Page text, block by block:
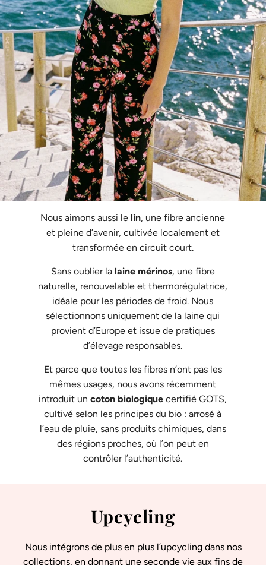
Nous aimons aussi le lin, une fibre ancienne
et pleine d’avenir, cultivée localement et
transformée en circuit court.
Sans oublier la laine mérinos, une fibre
naturelle, renouvelable et thermorégulatrice,
idéale pour les périodes de froid. Nous
sélectionnons uniquement de la laine qui
provient d’Europe et issue de pratiques
d’élevage responsables.
Et parce que toutes les fibres n’ont pas les
mêmes usages, nous avons récemment
introduit uncoton biologique certifié GOTS,
cultivé selon les principes du bio : arrosé à
l’eau de pluie, sans produits chimiques, dans
des régions proches, où l’on peut en
contrôler l’authenticité.
Upcycling
Nous intégrons de plus en plus l’upcycling dans nos
collections, en donnant une seconde vie aux fins de